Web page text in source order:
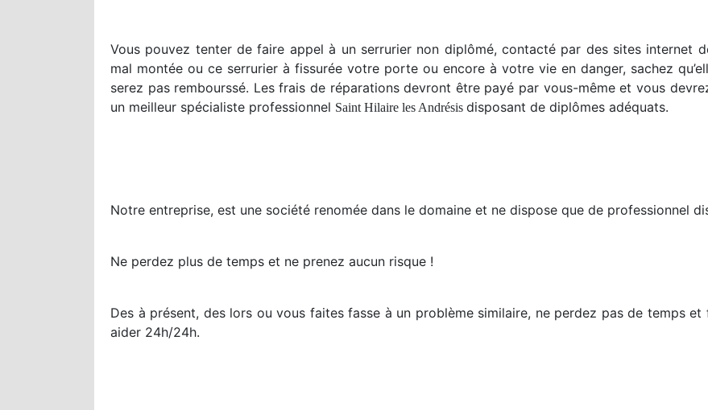
Vous pouvez tenter de faire appel à un serrurier non diplômé, contacté par des sites internet
mal montée ou ce serrurier à fissurée votre porte ou encore à votre vie en danger, sachez
serez pas rembourssé. Les frais de réparations devront être payé par vous-même et vous
un meilleur spécialiste professionnel Saint Hilaire les Andrésis disposant de diplômes adéquats.
Notre entreprise, est une société renomée dans le domaine et ne dispose que de professionnel
Ne perdez plus de temps et ne prenez aucun risque !
Des à présent, des lors ou vous faites fasse à un problème similaire, ne perdez pas de temps
aider 24h/24h.